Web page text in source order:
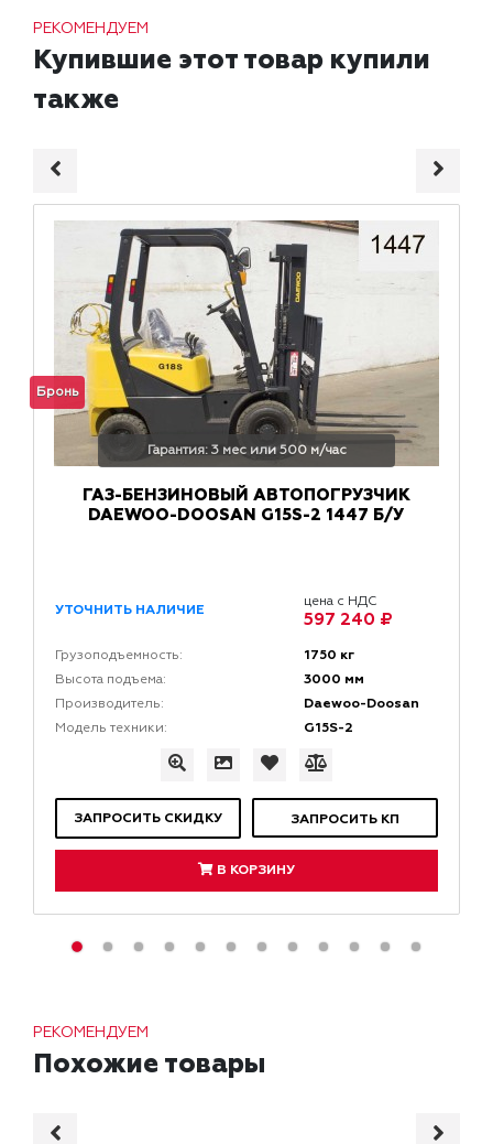
РЕКОМЕНДУЕМ
Купившие этот товар купили
также
Бронь
Гарантия: 3 мес или 500 м/час
ГАЗ-БЕНЗИНОВЫЙ АВТОПОГРУЗЧИК
DAEWOO-DOOSAN G15S-2 1447 Б/У
УТОЧНИТЬ НАЛИЧИЕ
цена с НДС
597 240 ₽
Грузоподъемность: 1750 кг
Высота подъема: 3000 мм
Производитель: Daewoo-Doosan
Модель техники: G15S-2
ЗАПРОСИТЬ СКИДКУ ЗАПРОСИТЬ КП
В КОРЗИНУ
РЕКОМЕНДУЕМ
Похожие товары